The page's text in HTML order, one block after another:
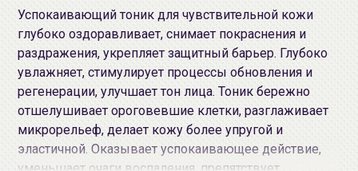
Успокаивающий тоник для чувствительной кожи
глубоко оздоравливает, снимает покраснения и
раздражения, укрепляет защитный барьер. Глубоко
увлажняет, стимулирует процессы обновления и
регенерации, улучшает тон лица. Тоник бережно
отшелушивает ороговевшие клетки, разглаживает
микрорельеф, делает кожу более упругой и
эластичной. Оказывает успокаивающее действие,